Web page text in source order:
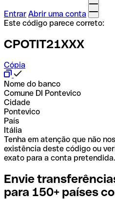
Entrar Abrir uma conta
Este código parece correto:
CPOTIT21XXX
Cópia
Nome do banco
Comune DI Pontevico
Cidade
Pontevico
País
Itália
Tenha em atenção que não
existência deste código ou
exato para a conta pretendida.
Envie
para 150+ países